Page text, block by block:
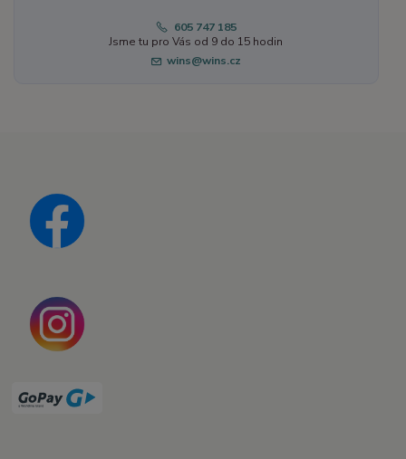
605 747 185
Jsme tu pro Vás od 9 do 15 hodin
wins@wins.cz